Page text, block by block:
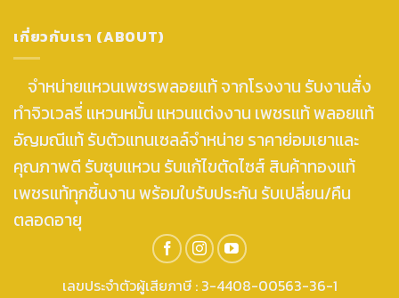
เกี่ยวกับเรา (ABOUT)
จำหน่ายแหวนเพชรพลอยแท้ จากโรงงาน รับงานสั่ง
ทำจิวเวลรี่ แหวนหมั้น แหวนแต่งงาน เพชรแท้ พลอยแท้
อัญมณีแท้ รับตัวแทนเซลล์จำหน่าย ราคาย่อมเยาและ
คุณภาพดี รับชุบแหวน รับแก้ไขตัดไซส์ สินค้าทองแท้
เพชรแท้ทุกชิ้นงาน พร้อมใบรับประกัน รับเปลี่ยน/คืน
ตลอดอายุ
เลขประจำตัวผู้เสียภาษี : 3-4408-00563-36-1